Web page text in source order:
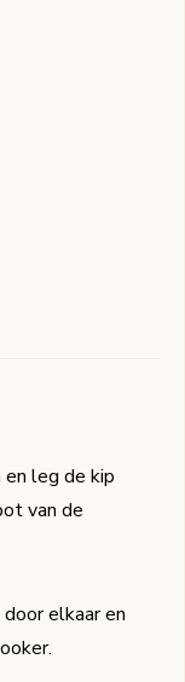
leg de kip
van de
elkaar en